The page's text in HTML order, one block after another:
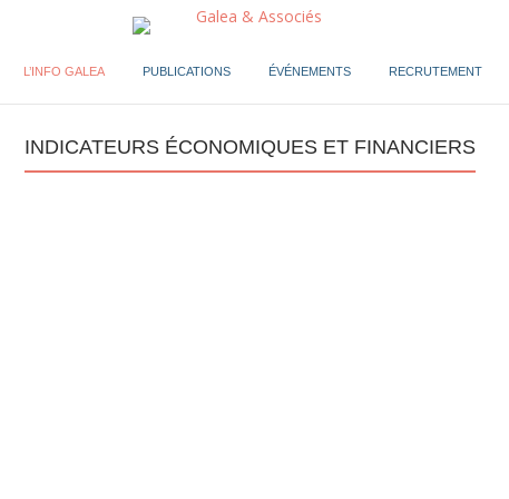
L’INFO GALEA PUBLICATIONS ÉVÉNEMENTS RECRUTEMENT
INDICATEURS ÉCONOMIQUES ET FINANCIERS